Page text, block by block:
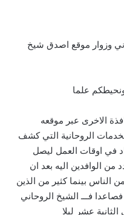
وزوار موقع اصدق شيخ
علما
الاخرى عبر موقعه
الروحانية التي كشف
في اوقات العمل ليصل
الوافدين اليه بعد ان
الناس بينما كثير من الذين
فـــ الشيخ الروحاني
عشر ليلا